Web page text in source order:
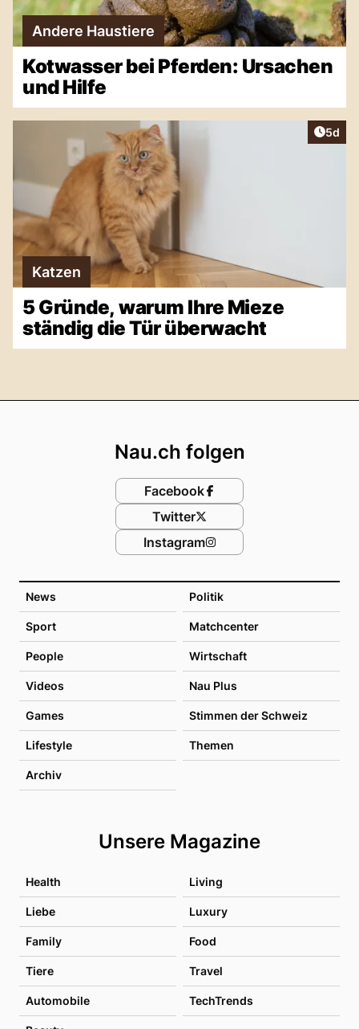
Andere Haustiere
Kotwasser bei Pferden: Ursachen
und Hilfe
5d
Katzen
5 Gründe, warum Ihre Mieze
ständig die Tür überwacht
News Politik
Sport Matchcenter
People Wirtschaft
Videos Nau Plus
Games Stimmen der Schweiz
Lifestyle Themen
Archiv
Unsere Magazine
Health Living
Liebe Luxury
Family Food
Tiere Travel
Automobile TechTrends
Nau.ch folgen
Facebook
Twitter
Instagram